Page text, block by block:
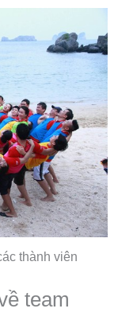
thành viên
team